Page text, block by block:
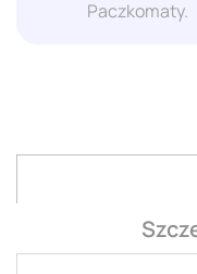
Paczkomaty.